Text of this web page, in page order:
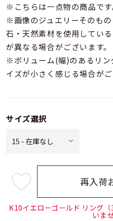
※こちらは一点物の商品です
※画像のジュエリーそのも
石・天然素材を使用してい
が異なる場合がございます。
※ボリューム(幅)のあるリン
イズが小さく感じる場合がご
サイズ選択
再入荷
K10イエローゴールド リング
いま